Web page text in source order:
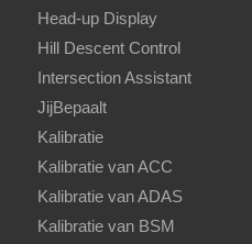
Head-up Display
Hill Descent Control
Intersection Assistant
JijBepaalt
Kalibratie
Kalibratie van ACC
Kalibratie van ADAS
Kalibratie van BSM